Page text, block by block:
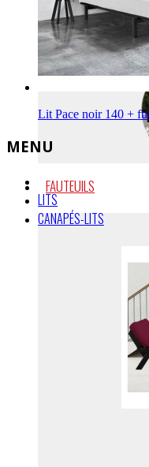
FAUTEUILS
Lit Pace noir 140 +
MENU
LITS
CANAPÉS-LITS